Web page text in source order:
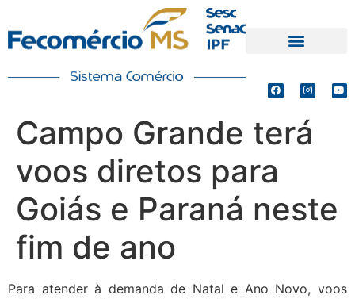
Campo Grande terá
voos diretos para
Goiás e Paraná neste
fim de ano
Para atender à demanda de Natal e Ano Novo, voos